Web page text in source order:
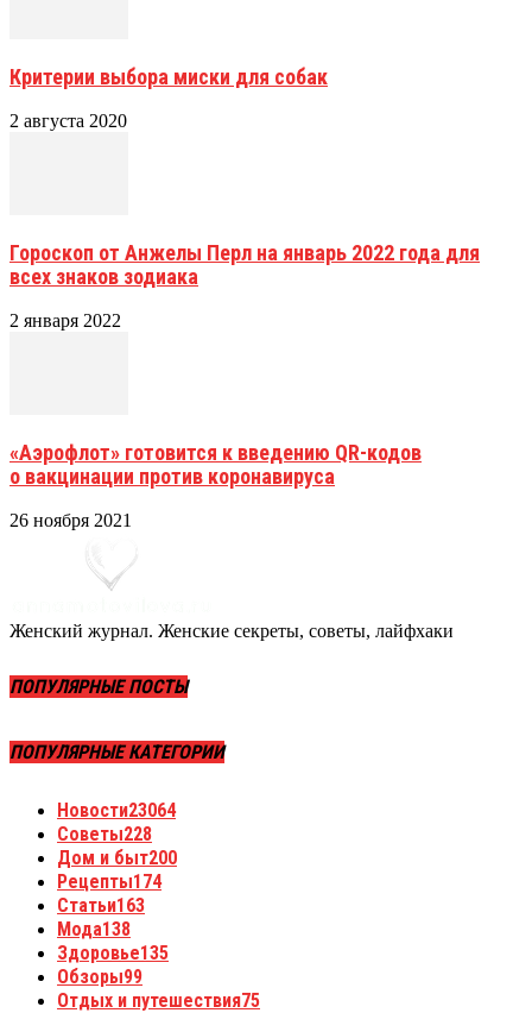
Критерии выбора миски для собак
2 августа 2020
Гороскоп от Анжелы Перл на январь 2022 года для
всех знаков зодиака
2 января 2022
«Аэрофлот» готовится к введению QR-кодов
о вакцинации против коронавируса
26 ноября 2021
Женский журнал. Женские секреты, советы, лайфхаки
ПОПУЛЯРНЫЕ ПОСТЫ
ПОПУЛЯРНЫЕ КАТЕГОРИИ
Новости23064
Советы228
Дом и быт200
Рецепты174
Статьи163
Мода138
Здоровье135
Обзоры99
Отдых и путешествия75